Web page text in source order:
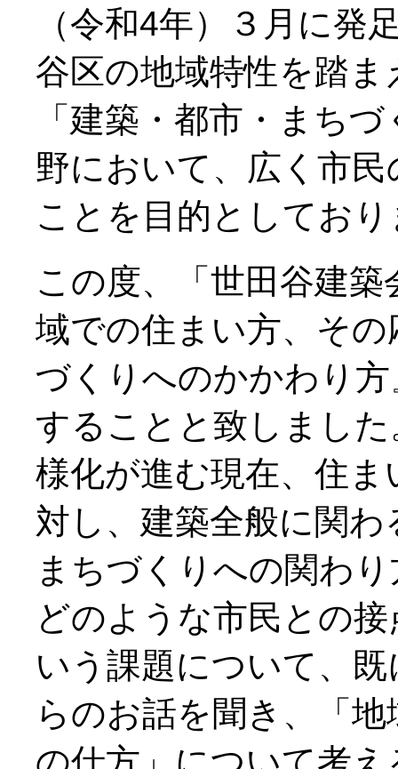
（令和4年）３月に発
谷区の地域特性を踏
「建築・都市・まち
野において、広く市
ことを目的としてお
この度、「世田谷建
域での住まい方、そ
づくりへのかかわり
することと致しまし
様化が進む現在、住
対し、建築全般に関
まちづくりへの関わ
どのような市民との
いう課題について、
らのお話を聞き、「